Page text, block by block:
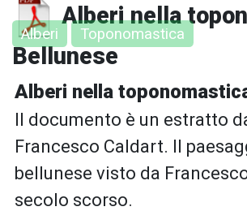
Alberi nella
Bellunese
Alberi Toponomastica
Alberi nella
Il documento è un estratto
Francesco Caldart. Il
bellunese visto da
secolo scorso.